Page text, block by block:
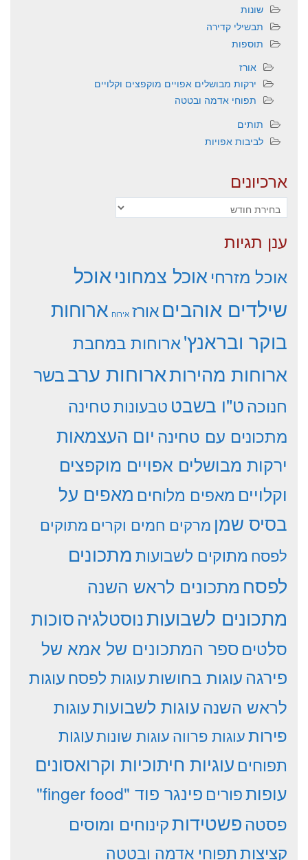
שונות
תבשילי קדירה
תוספות
אורז
ירקות מבושלים אפויים מוקפצים וקלויים
תפוחי אדמה ובטטה
תותים
לביבות אפויות
ארכיונים
ארכיונים
ענן תגיות
אוכל מזרחיאוכל צמחוניאוכל
שילדים אוהביםאורז אירוח ארוחות
בוקר ובראנץ'ארוחות במחבת
ארוחות מהירותארוחות ערבבשר
חנוכהט"ו בשבט טבעונותטחינה
מתכונים עם טחינה יום העצמאות
ירקות מבושלים אפויים מוקפצים
וקלויים מאפים מלוחים מאפים על
בסיס שמן מרקים חמים וקריםמתוקים
לפסח מתוקים לשבועותמתכונים
לפסח מתכונים לראש השנה
מתכונים לשבועותנוסטלגיהסוכות
סלטים ספר המתכונים של אמא של
פירגהעוגות בחושותעוגות לפסח עוגות
לראש השנהעוגות לשבועותעוגות
פירותעוגות פרווהעוגות שונותעוגות
תפוחים עוגיות חיתוכיות וקרואסונים
עופותפורים פינגר פוד "finger food"
פסטהפשטידותקינוחים ומוסים
קציצותתפוחי אדמה ובטטה